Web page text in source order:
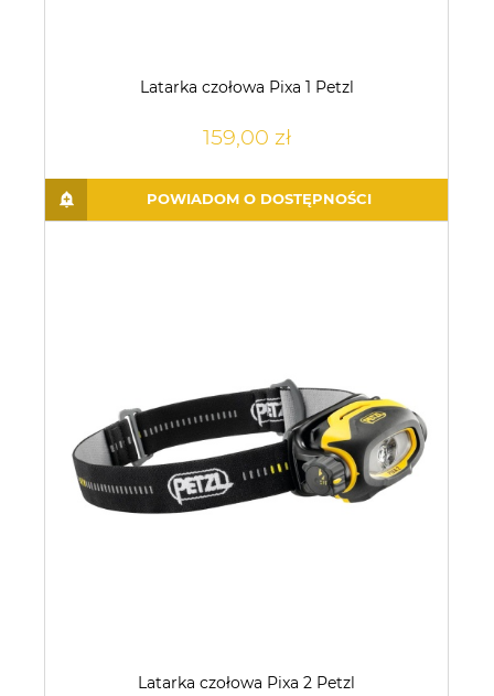
Latarka czołowa Pixa 1 Petzl
159,00 zł
POWIADOM O DOSTĘPNOŚCI
Latarka czołowa Pixa 2 Petzl